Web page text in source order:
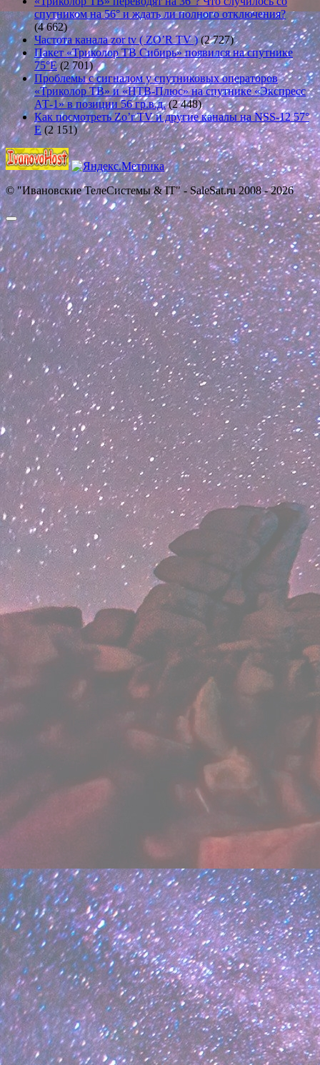
спутником на 56° и ждать ли полного отключения?
(4 662)
Частота канала zor tv ( ZO’R TV ) (2 727)
Пакет «Триколор ТВ Сибирь» появился на спутнике
75°E (2 701)
Проблемы с сигналом у спутниковых операторов
«Триколор ТВ» и «НТВ-Плюс» на спутнике «Экспресс
АТ-1» в позиции 56 гр.в.д. (2 448)
Как посмотреть Zo’r TV и другие каналы на NSS-12 57°
E (2 151)
© "Ивановские ТелеСистемы & IT" - SaleSat.ru 2008 - 2026
Прокрутить
вверх